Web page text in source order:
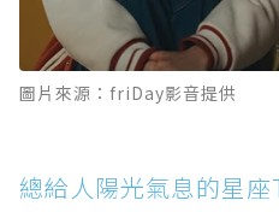
圖片來源：friDay影音提供
總給人陽光氣息的星座